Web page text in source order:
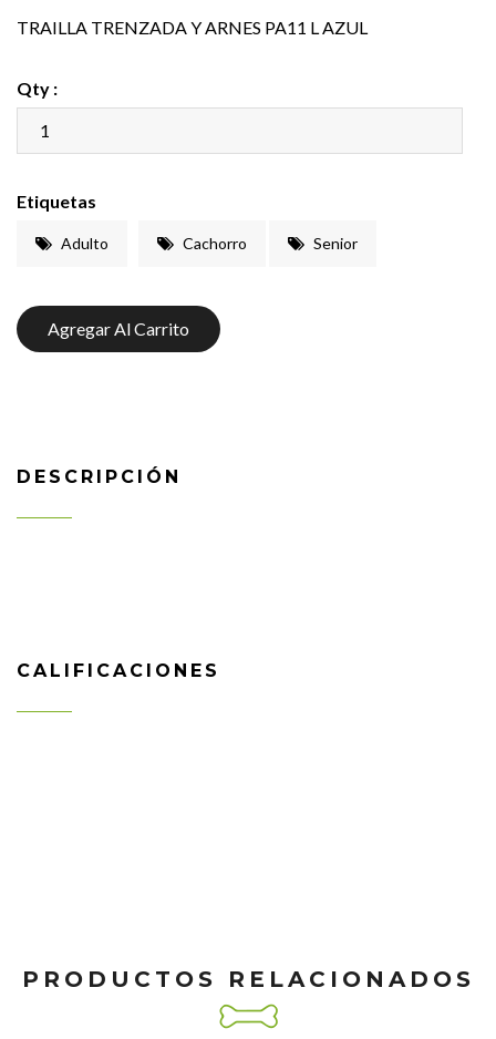
TRAILLA TRENZADA Y ARNES PA11 L AZUL
Qty :
Etiquetas
Adulto Cachorro Senior
Agregar Al Carrito
DESCRIPCIÓN
CALIFICACIONES
PRODUCTOS RELACIONADOS